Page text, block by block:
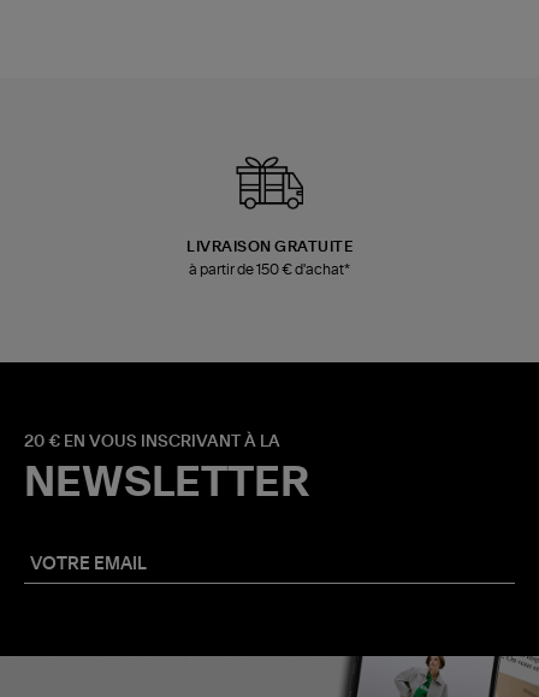
LIVRAISON GRATUITE
à partir de 150 € d'achat*
20 € EN VOUS INSCRIVANT À LA
NEWSLETTER